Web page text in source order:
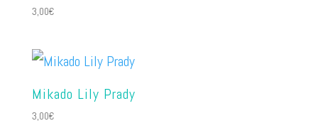
3,00€
Mikado Lily Prady
3,00€